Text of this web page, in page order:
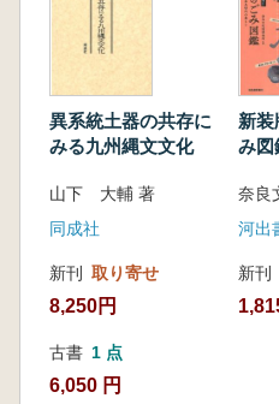
異系統土器の共存に
みる九州縄文文化
山下 大輔 著
同成社
新刊 取り寄せ
8,250円
古書 1 点
6,050 円
新
み図
の暮
河出
新刊